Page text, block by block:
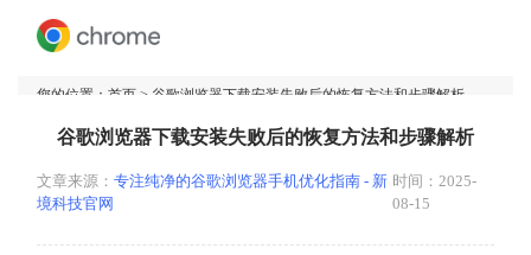
您的位置： 首页 > 谷歌浏览器下载安装失败后的恢复方法和步骤解析
谷歌浏览器下载安装失败后的恢复方法和步骤解析
文章来源： 专注纯净的谷歌浏览器手机优化指南 - 新
境科技官网
时间：2025-
08-15